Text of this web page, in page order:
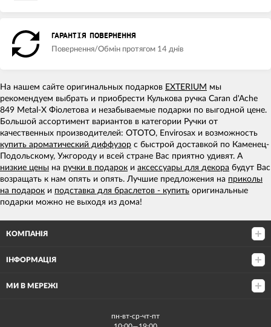
ГАРАНТІЯ ПОВЕРНЕННЯ
Повернення/Обмін протягом 14 днів
На нашем сайте оригинальных подарков EXTERIUM мы
рекомендуем выбрать и приобрести Кулькова ручка Caran d'Ache
849 Metal-X Фіолетова и незабываемые подарки по выгодной цене.
Большой ассортимент вариантов в категории Ручки от
качественных производителей: OTOTO, Envirosax и возможность
купить ароматический диффузор с быстрой доставкой по Каменец-
Подольскому, Ужгороду и всей стране Вас приятно удивят. А
низкие цены на ручки в подарок и аксессуары для декора будут Вас
возращать к нам опять и опять. Лучшие предложения на приколы
на подарок и подставка для браслетов - купить оригинальные
подарки можно не выходя из дома!
КОМПАНІЯ
ІНФОРМАЦІЯ
МИ В МЕРЕЖІ
пн-вт-ср-чт-пт